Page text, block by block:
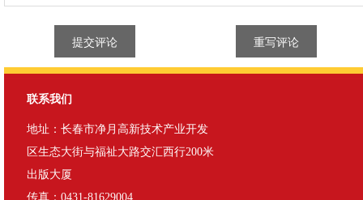
联系我们
地址：长春市净月高新技术产业开发
区生态大街与福祉大路交汇西行200米
出版大厦
传真：0431-81629004